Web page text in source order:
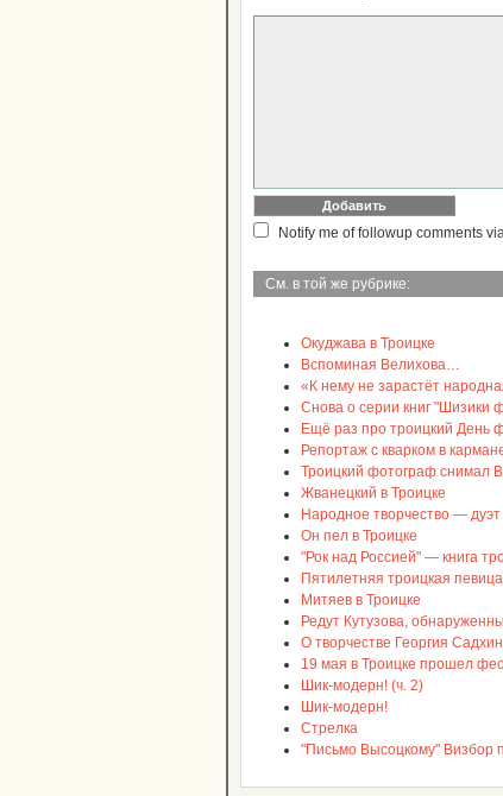
Notify me of followup comments
См. в той же рубрике:
Окуджава в Троицке
Вспоминая Велихова…
«К нему не зарастёт
Снова о серии книг "Шизики
Ещё раз про троицкий День
Репортаж с кварком в
Троицкий фотограф снимал
Жванецкий в Троицке
Народное творчество —
Он пел в Троицке
"Рок над Россией" — книга
Пятилетняя троицкая
Митяев в Троицке
Редут Кутузова,
О творчестве Георгия
19 мая в Троицке прошел
Шик-модерн! (ч. 2)
Шик-модерн!
Стрелка
"Письмо Высоцкому" Визбор